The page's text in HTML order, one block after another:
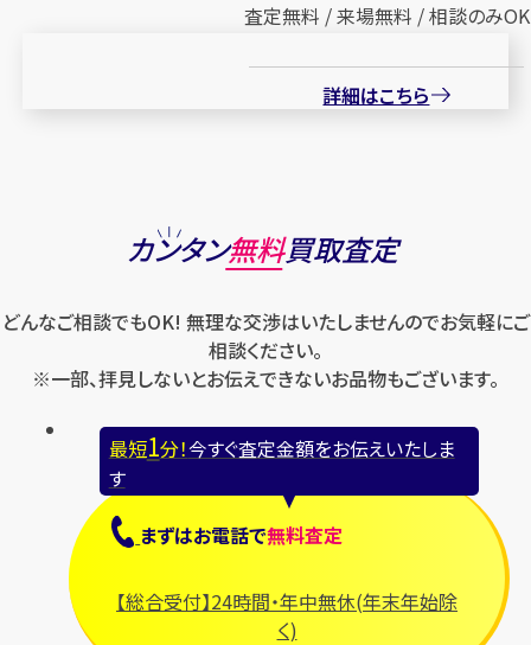
査定無料 / 来場無料 / 相談のみOK
詳細はこちら
カンタン無料買取査定
どんなご相談でもOK! 無理な交渉はいたしませんのでお気軽にご
相談ください。
※一部、拝見しないとお伝えできないお品物もございます。
最短1分！今すぐ査定金額をお伝えいたしま
す
まずはお電話で無料査定
【総合受付】24時間・年中無休(年末年始除
く)